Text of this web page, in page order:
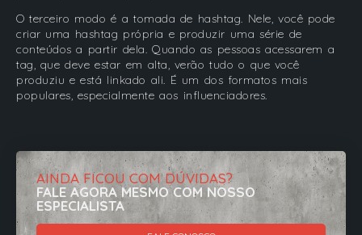
O terceiro modo é a tomada de hashtag. Nele, você pode
criar uma hashtag própria e produzir uma série de
conteúdos a partir dela. Quando as pessoas acessarem a
tag, que deve estar em alta, verão tudo o que você
produziu e está linkado ali. É um dos formatos mais
populares, especialmente aos influenciadores.
AINDA FICOU COM DÚVIDAS?
FALE AGORA MESMO COM NOSSO
ESPECIALISTA